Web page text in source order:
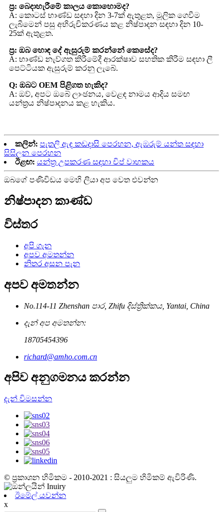
ප්‍ර: බෙදාහැරීමේ කාලය කොහොමද?
A: කොටස් භාණ්ඩ සඳහා දින 3-7ක් ඇතුළත, මූලික ගෙවීම
ලැබීමෙන් පසු අභිරුචිකරණය කළ නිෂ්පාදන සඳහා දින 10-
25ක් ඇතුළත.
ප්‍ර: ඔබ හොඳ දේ ඇසුරුම් කරන්නේ කෙසේද?
A: භාණ්ඩ නැව්ගත කිරීමේදී ආරක්ෂාව සහතික කිරීම සඳහා ලී
පෙට්ටියක ඇසුරුම් කරනු ලැබේ.
Q: ඔබට OEM පිළිගත හැකිද?
A: ඔව්, අපට ඔබේ ලාංඡනය, වෙළඳ නාමය ආදිය සමඟ
යන්ත්‍රය නිෂ්පාදනය කළ හැකිය.
කලින්: පැතලි ඇඳ කඩදාසි පෙරහන, ඇඹරුම් යන්ත සඳහා
සිසිලන පෙරහන
ඊළඟ: යන්ත්‍ර උපකරණ සඳහා චිප් වාහකය
ඔබගේ පණිවිඩය මෙහි ලියා අප වෙත එවන්න
නිෂ්පාදන කාණ්ඩ
විස්තර
අපි ගැන
අපව අමතන්න
නිතර අසන පැන
අපව අමතන්න
No.114-11 Zhenshan පාර, Zhifu දිස්ත්‍රික්කය, Yantai, China
දැන් අප අමතන්න:
18705454396
richard@amho.com.cn
අපිව අනුගමනය කරන්න
දැන් විමසන්න
© ප්‍රකාශන හිමිකම - 2010-2021 : සියලුම හිමිකම් ඇවිරිණි.
ඊමේල් යවන්න
x